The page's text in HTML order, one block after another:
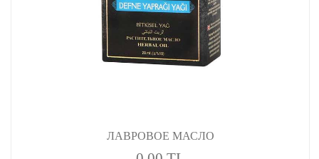
ЛАВРОВОЕ МАСЛО